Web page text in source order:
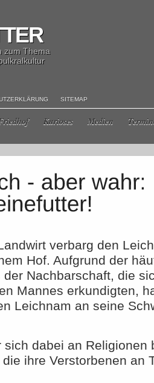
zum Thema
SITEMAP
Kurioses Medien
verbarg den
Hof. Aufgrund der
Nachbarschaft, die
Mannes erkundigten,
Leichnam an seine
dabei an Religionen
ihre Verstorbenen an